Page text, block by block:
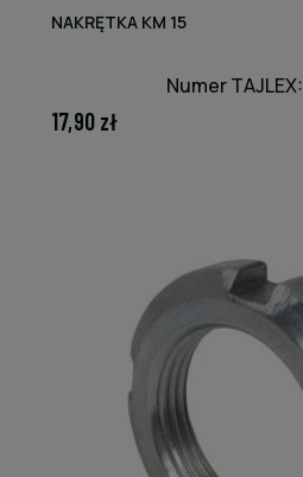
NAKRĘTKA KM 15
Numer TAJLEX:
17,90 zł